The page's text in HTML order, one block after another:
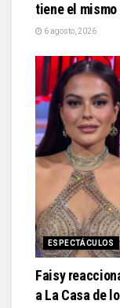
tiene el
6 agosto, 2026
ESPECTÁCULOS
Faisy
a La Casa de